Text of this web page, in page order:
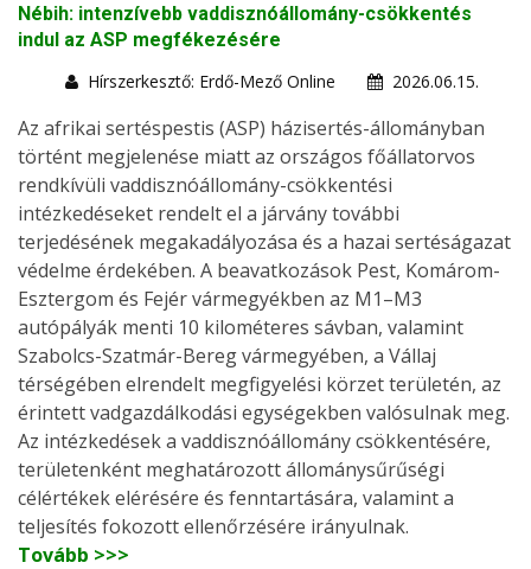
Nébih: intenzívebb vaddisznóállomány-csökkentés
indul az ASP megfékezésére
Hírszerkesztő: Erdő-Mező Online
2026.06.15.
Az afrikai sertéspestis (ASP) házisertés-állományban
történt megjelenése miatt az országos főállatorvos
rendkívüli vaddisznóállomány-csökkentési
intézkedéseket rendelt el a járvány további
terjedésének megakadályozása és a hazai sertéságazat
védelme érdekében. A beavatkozások Pest, Komárom-
Esztergom és Fejér vármegyékben az M1–M3
autópályák menti 10 kilométeres sávban, valamint
Szabolcs-Szatmár-Bereg vármegyében, a Vállaj
térségében elrendelt megfigyelési körzet területén, az
érintett vadgazdálkodási egységekben valósulnak meg.
Az intézkedések a vaddisznóállomány csökkentésére,
területenként meghatározott állománysűrűségi
célértékek elérésére és fenntartására, valamint a
teljesítés fokozott ellenőrzésére irányulnak.
Tovább >>>